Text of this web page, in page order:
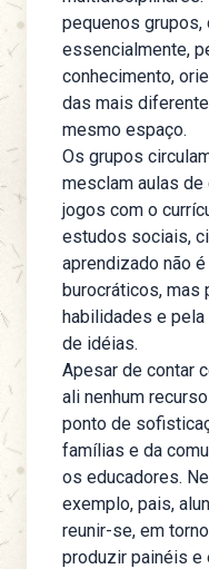
pequenos grupos,
essencialmente,
conhecimento,
das mais
mesmo espaço.
Os grupos
mesclam aulas de
jogos com o
estudos sociais,
aprendizado não
burocráticos, mas
habilidades e
de idéias.
Apesar de contar
ali nenhum
ponto de
famílias e da
os educadores.
exemplo, pais,
reunir-se, em
produzir painéis